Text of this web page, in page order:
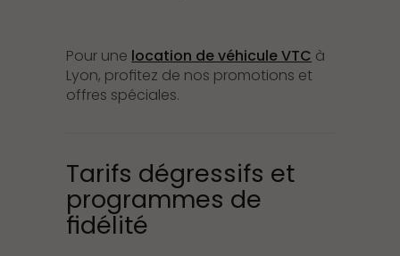
Pour une location de véhicule VTC à
Lyon, profitez de nos promotions et
offres spéciales.
Tarifs dégressifs et
programmes de
fidélité